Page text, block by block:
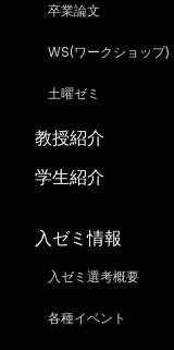
卒業論文
WS(ワークショップ)
土曜ゼミ
教授紹介
学生紹介
入ゼミ情報
入ゼミ選考概要
各種イベント